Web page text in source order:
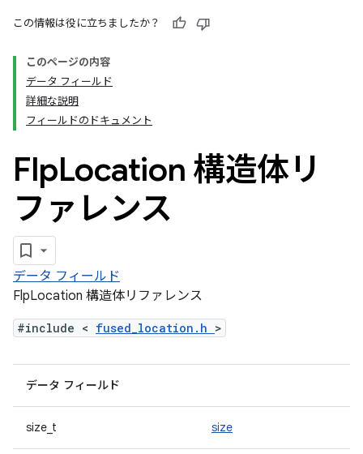
この情報は役に立ちましたか？
このページの内容
データ フィールド
詳細な説明
フィールドのドキュメント
FlpLocation 構造体リ
ファレンス
データ フィールド
FlpLocation 構造体リファレンス
#include < fused_location.h >
データ フィールド
size_t size